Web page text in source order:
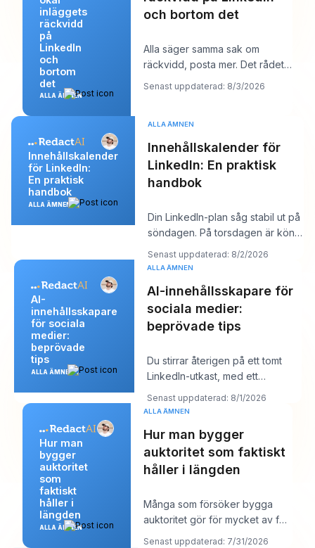
inläggets
räckvidd
på
LinkedIn
och
bortom
det
ALLA ÄMNEN
och bortom det
Alla säger samma sak om
räckvidd, posta mer. Det rådet
låter produktivt, men det döljer
oftast kärnp
Senast uppdaterad: 8/3/2026
Innehållskalender
för LinkedIn:
En praktisk
handbok
ALLA ÄMNEN
ALLA ÄMNEN
Innehållskalender för
LinkedIn: En praktisk
handbok
Din LinkedIn-plan såg stabil ut på
söndagen. På torsdagen är kön
tom, kroken du gillade känns
platt,
Senast uppdaterad: 8/2/2026
AI-
innehållsskapare
för sociala
medier:
beprövade
tips
ALLA ÄMNEN
ALLA ÄMNEN
AI-innehållsskapare för
sociala medier:
beprövade tips
Du stirrar återigen på ett tomt
LinkedIn-utkast, med ett
kundsamtal om tio minuter och ett
inlägg so
Senast uppdaterad: 8/1/2026
Hur man
bygger
auktoritet
som
faktiskt
håller i
längden
ALLA ÄMNEN
ALLA ÄMNEN
Hur man bygger
auktoritet som faktiskt
håller i längden
Många som försöker bygga
auktoritet gör för mycket av fel
saker. De publicerar mer, jagar
Senast uppdaterad: 7/31/2026